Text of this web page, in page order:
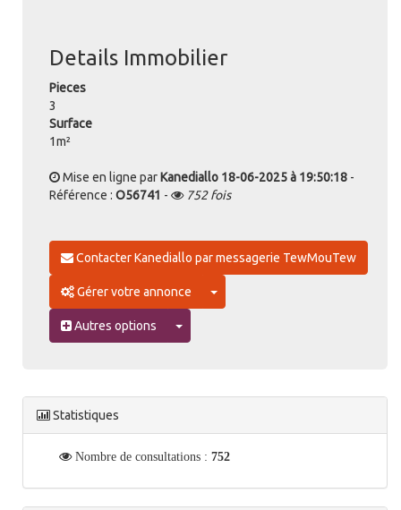
Details Immobilier
Pieces
3
Surface
1m²
Mise en ligne par Kanediallo 18-06-2025 à 19:50:18 -
Référence : O56741 - 752 fois
Contacter Kanediallo par messagerie TewMouTew
Gérer votre annonce Toggle Dropdown
Autres options Toggle Dropdown
Statistiques
Nombre de consultations : 752